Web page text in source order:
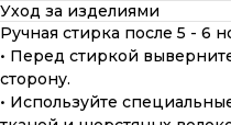
Уход за изделиями
Ручная стирка после 5 - 6
• Перед стиркой
сторону.
• Используйте